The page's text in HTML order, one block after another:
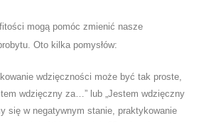
mogą pomóc zmienić nasze
Oto kilka pomysłów:
wdzięczności może być tak proste,
wdzięczny za…” lub „Jestem wdzięczny
się w negatywnym stanie, praktykowanie